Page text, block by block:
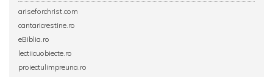
ariseforchrist.com
cantaricrestine.ro
eBiblia.ro
lectiicuobiecte.ro
proiectulimpreuna.ro